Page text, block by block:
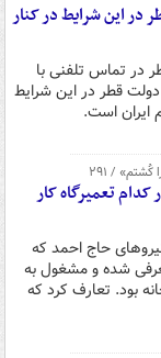
این شرایط در کنار
در تماس تلفنی با
قطر در این شرایط
است.
/ ۲۹۱
تعمیرگاه کار
حاج احمد که
شده و مشغول به
بود. تعارف کرد که